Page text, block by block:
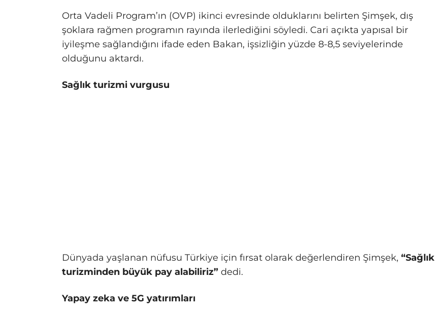
Orta Vadeli Program’ın (OVP) ikinci evresinde olduklarını belirten Şimşek, dış
şoklara rağmen programın rayında ilerlediğini söyledi. Cari açıkta yapısal bir
iyileşme sağlandığını ifade eden Bakan, işsizliğin yüzde 8-8,5 seviyelerinde
olduğunu aktardı.
Sağlık turizmi vurgusu
Dünyada yaşlanan nüfusu Türkiye için fırsat olarak değerlendiren Şimşek, “Sağlık
turizminden büyük pay alabiliriz” dedi.
Yapay zeka ve 5G yatırımları